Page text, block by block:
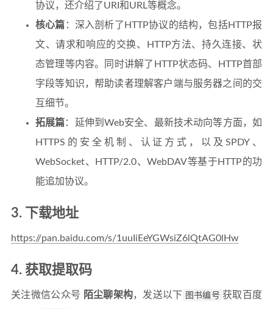
协议，还介绍了URI和URL等概念。
核心篇 ：深入剖析了HTTP协议的结构，包括HTTP报
文、请求和响应的交换、HTTP方法、持久连接、状
态管理等内容。同时讲解了HTTP状态码、HTTP首部
字段等知识，帮助读者理解客户端与服务器之间的交
互细节。
拓展篇 ：延伸到Web安全、最新技术动向等方面，如
HTTPS的安全机制、认证方式，以及SPDY、
WebSocket、HTTP/2.0、WebDAV等基于HTTP的功
能追加协议。
3. 下载地址
https://pan.baidu.com/s/1uuIiEeYGWsiZ6lQtAG0lHw
4. 获取提取码
关注微信公众号 陌尘聊架构，发送以下 图书编号 获取百度